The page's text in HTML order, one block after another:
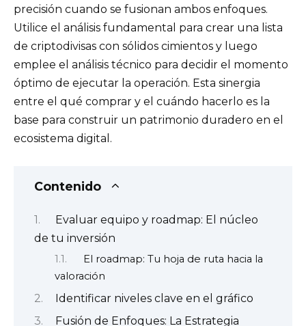
precisión cuando se fusionan ambos enfoques.
Utilice el análisis fundamental para crear una lista
de criptodivisas con sólidos cimientos y luego
emplee el análisis técnico para decidir el momento
óptimo de ejecutar la operación. Esta sinergia
entre el qué comprar y el cuándo hacerlo es la
base para construir un patrimonio duradero en el
ecosistema digital.
Contenido
Evaluar equipo y roadmap: El núcleo
de tu inversión
El roadmap: Tu hoja de ruta hacia la
valoración
Identificar niveles clave en el gráfico
Fusión de Enfoques: La Estrategia